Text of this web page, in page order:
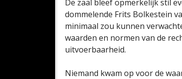
De zaal bleef opmerkelijk stil
dommelende Frits Bolkestein
minimaal zou kunnen
waarden en normen van de
uitvoerbaarheid.
Niemand kwam op voor de